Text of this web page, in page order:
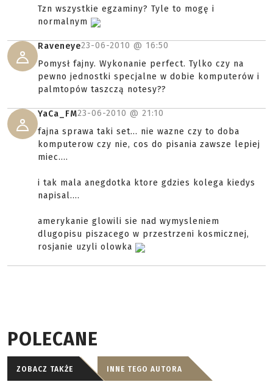
Tzn wszystkie egzaminy? Tyle to mogę i
normalnym
Raveneye23-06-2010 @ 16:50
Pomysł fajny. Wykonanie perfect. Tylko czy na
pewno jednostki specjalne w dobie komputerów i
palmtopów taszczą notesy??
YaCa_FM23-06-2010 @ 21:10
fajna sprawa taki set... nie wazne czy to doba
komputerow czy nie, cos do pisania zawsze lepiej
miec....
i tak mala anegdotka ktore gdzies kolega kiedys
napisal....
amerykanie glowili sie nad wymysleniem
dlugopisu piszacego w przestrzeni kosmicznej,
rosjanie uzyli olowka
POLECANE
ZOBACZ TAKŻE INNE TEGO AUTORA